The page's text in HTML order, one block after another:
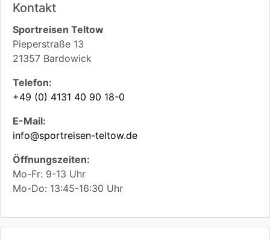
Kontakt
Sportreisen Teltow
Pieperstraße 13
21357 Bardowick
Telefon:
+49 (0) 4131 40 90 18-0
E-Mail:
info@sportreisen-teltow.de
Öffnungszeiten:
Mo-Fr: 9-13 Uhr
Mo-Do: 13:45-16:30 Uhr